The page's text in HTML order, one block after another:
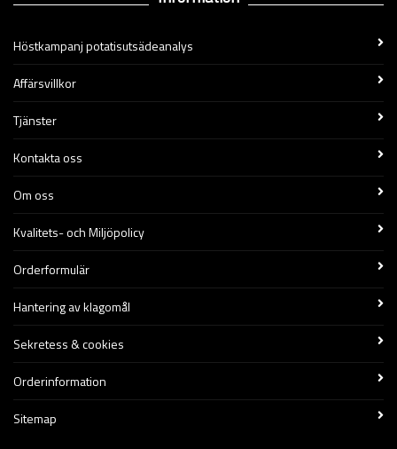
Höstkampanj potatisutsädeanalys
Affärsvillkor
Tjänster
Kontakta oss
Om oss
Kvalitets- och Miljöpolicy
Orderformulär
Hantering av klagomål
Sekretess & cookies
Orderinformation
Sitemap